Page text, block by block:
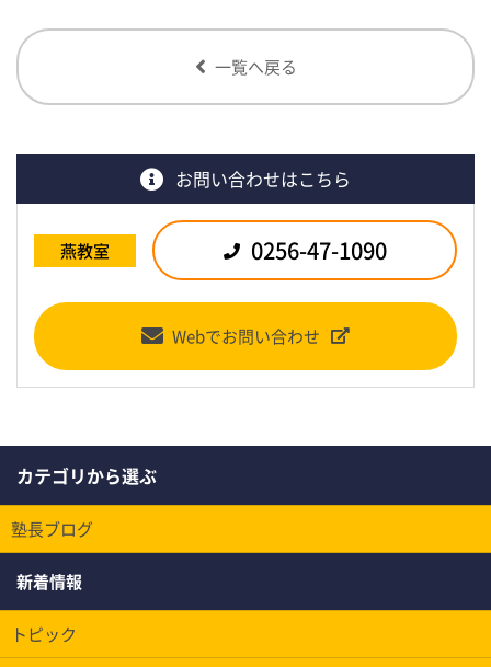
一覧へ戻る
お問い合わせはこちら
燕教室 0256-47-1090
Webでお問い合わせ
カテゴリから選ぶ
塾長ブログ
新着情報
トピック